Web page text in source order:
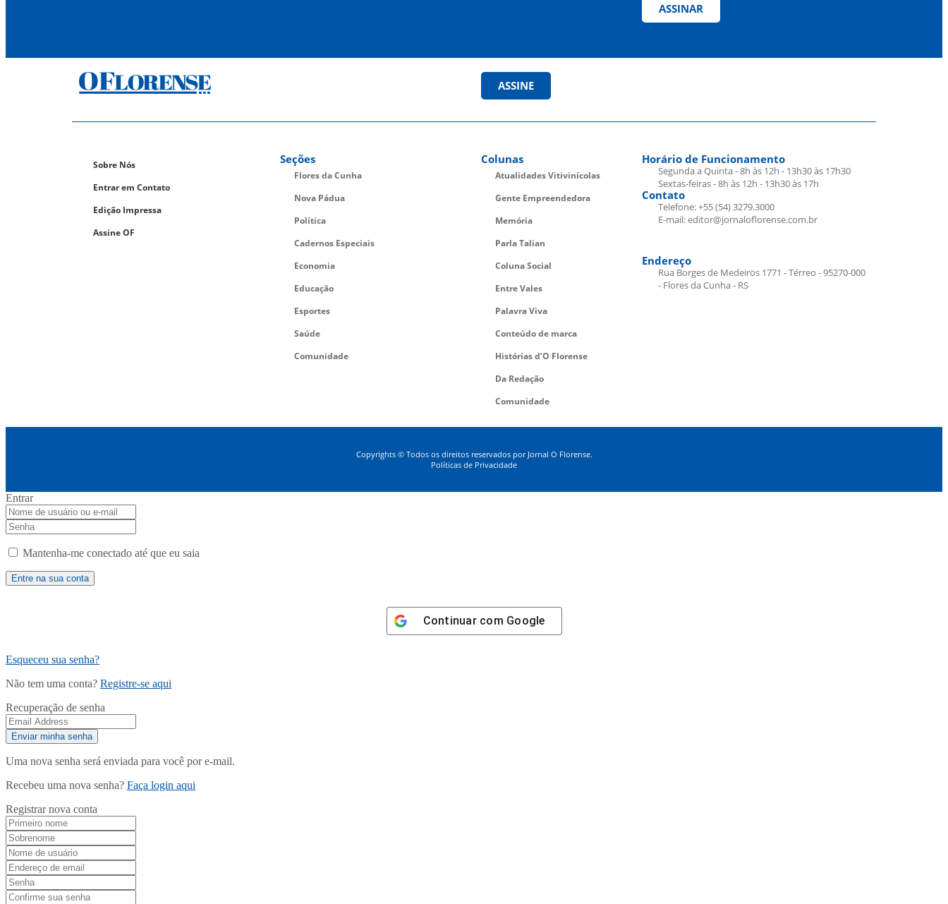
ASSINAR
ASSINE
Sobre Nós
Entrar em Contato
Edição Impressa
Assine OF
Seções
Flores da Cunha
Nova Pádua
Política
Cadernos Especiais
Economia
Educação
Esportes
Saúde
Comunidade
Colunas
Atualidades Vitivinícolas
Gente Empreendedora
Memória
Parla Talian
Coluna Social
Entre Vales
Palavra Viva
Conteúdo de marca
Histórias d’O Florense
Da Redação
Comunidade
Horário de Funcionamento
Segunda a Quinta - 8h às 12h - 13h30 às 17h30
Sextas-feiras - 8h às 12h - 13h30 às 17h
Contato
Telefone: +55 (54) 3279.3000
E-mail: editor@jornaloflorense.com.br
Endereço
Rua Borges de Medeiros 1771 - Térreo - 95270-000
- Flores da Cunha - RS
Copyrights © Todos os direitos reservados por Jornal O Florense.
Políticas de Privacidade
Entrar
Mantenha-me conectado até que eu saia
Continuar com Google
Esqueceu sua senha?
Não tem uma conta? Registre-se aqui
Recuperação de senha
Uma nova senha será enviada para você por e-mail.
Recebeu uma nova senha? Faça login aqui
Registrar nova conta